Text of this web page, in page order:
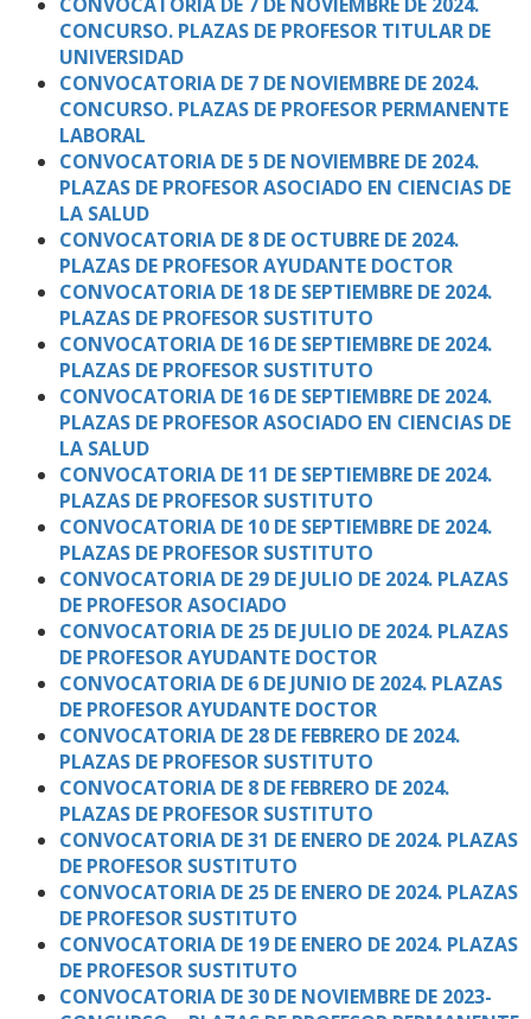
CONCURSO. PLAZAS DE PROFESOR TITULAR DE
UNIVERSIDAD
CONVOCATORIA DE 7 DE NOVIEMBRE DE 2024.
CONCURSO. PLAZAS DE PROFESOR PERMANENTE
LABORAL
CONVOCATORIA DE 5 DE NOVIEMBRE DE 2024.
PLAZAS DE PROFESOR ASOCIADO EN CIENCIAS DE
LA SALUD
CONVOCATORIA DE 8 DE OCTUBRE DE 2024.
PLAZAS DE PROFESOR AYUDANTE DOCTOR
CONVOCATORIA DE 18 DE SEPTIEMBRE DE 2024.
PLAZAS DE PROFESOR SUSTITUTO
CONVOCATORIA DE 16 DE SEPTIEMBRE DE 2024.
PLAZAS DE PROFESOR SUSTITUTO
CONVOCATORIA DE 16 DE SEPTIEMBRE DE 2024.
PLAZAS DE PROFESOR ASOCIADO EN CIENCIAS DE
LA SALUD
CONVOCATORIA DE 11 DE SEPTIEMBRE DE 2024.
PLAZAS DE PROFESOR SUSTITUTO
CONVOCATORIA DE 10 DE SEPTIEMBRE DE 2024.
PLAZAS DE PROFESOR SUSTITUTO
CONVOCATORIA DE 29 DE JULIO DE 2024. PLAZAS
DE PROFESOR ASOCIADO
CONVOCATORIA DE 25 DE JULIO DE 2024. PLAZAS
DE PROFESOR AYUDANTE DOCTOR
CONVOCATORIA DE 6 DE JUNIO DE 2024. PLAZAS
DE PROFESOR AYUDANTE DOCTOR
CONVOCATORIA DE 28 DE FEBRERO DE 2024.
PLAZAS DE PROFESOR SUSTITUTO
CONVOCATORIA DE 8 DE FEBRERO DE 2024.
PLAZAS DE PROFESOR SUSTITUTO
CONVOCATORIA DE 31 DE ENERO DE 2024. PLAZAS
DE PROFESOR SUSTITUTO
CONVOCATORIA DE 25 DE ENERO DE 2024. PLAZAS
DE PROFESOR SUSTITUTO
CONVOCATORIA DE 19 DE ENERO DE 2024. PLAZAS
DE PROFESOR SUSTITUTO
CONVOCATORIA DE 30 DE NOVIEMBRE DE 2023-